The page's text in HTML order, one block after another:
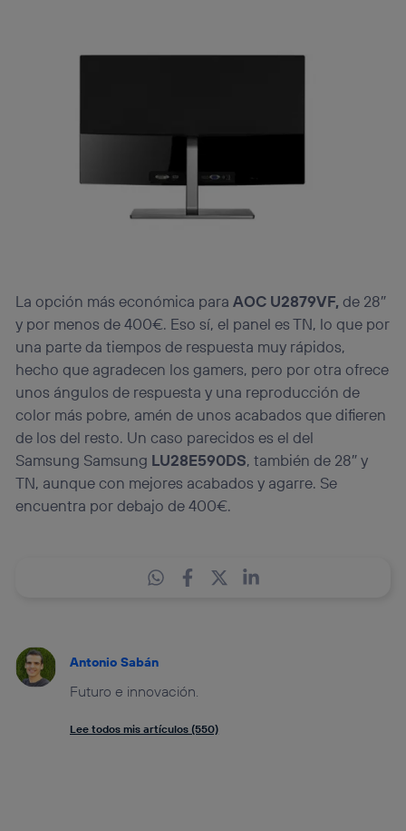
La opción más económica paraAOC U2879VF,de 28″
y por menos de 400€. Eso sí, el panel es TN, lo que por
una parte da tiempos de respuesta muy rápidos,
hecho que agradecen los gamers, pero por otra ofrece
unos ángulos de respuesta y una reproducción de
color más pobre, amén de unos acabados que difieren
de los del resto. Un caso parecidos es el del
Samsung Samsung LU28E590DS, también de 28″ y
TN, aunque con mejores acabados y agarre. Se
encuentra por debajo de 400€.
Antonio Sabán
Futuro e innovación.
Lee todos mis artículos (550)